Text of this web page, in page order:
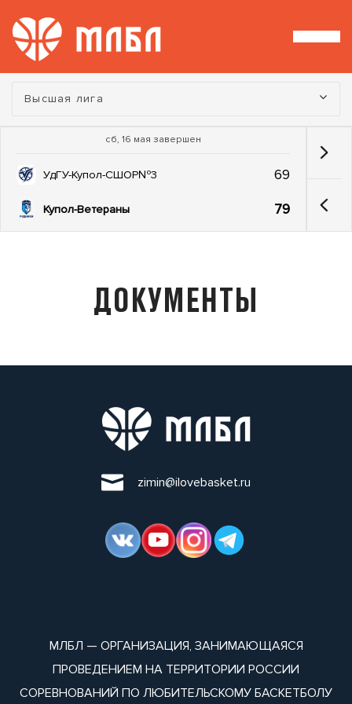
Турнир:
Высшая лига
сб, 16 мая завершен
УдГУ-Купол-СШОР№3 69
Купол-Ветераны 79
ДОКУМЕНТЫ
zimin@ilovebasket.ru
МЛБЛ — ОРГАНИЗАЦИЯ, ЗАНИМАЮЩАЯСЯ
ПРОВЕДЕНИЕМ НА ТЕРРИТОРИИ РОССИИ
СОРЕВНОВАНИЙ ПО ЛЮБИТЕЛЬСКОМУ БАСКЕТБОЛУ